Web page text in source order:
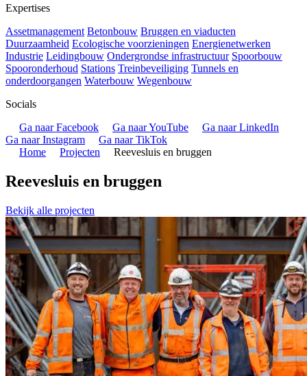
Expertises
Assetmanagement Betonbouw Bruggen en viaducten
Duurzaamheid Ecologische voorzieningen Energienetwerken
Industrie Leidingbouw Ondergrondse infrastructuur Spoorbouw
Spooronderhoud Stations Treinbeveiliging Tunnels en
onderdoorgangen Waterbouw Wegenbouw
Socials
Ga naar Facebook
Ga naar YouTube
Ga naar LinkedIn
Ga naar Instagram
Ga naar TikTok
Home
Projecten Reevesluis en bruggen
Reevesluis en bruggen
Bekijk alle projecten